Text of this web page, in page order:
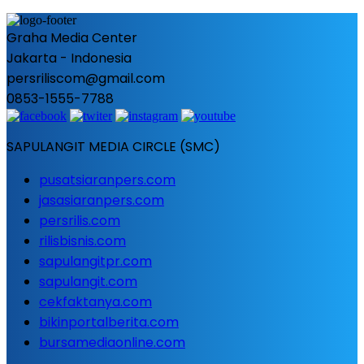
Graha Media Center
Jakarta - Indonesia
persriliscom@gmail.com
0853-1555-7788
SAPULANGIT MEDIA CIRCLE (SMC)
pusatsiaranpers.com
jasasiaranpers.com
persrilis.com
rilisbisnis.com
sapulangitpr.com
sapulangit.com
cekfaktanya.com
bikinportalberita.com
bursamediaonline.com